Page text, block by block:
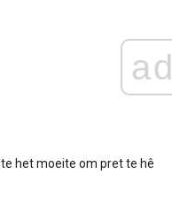
ad
het moeite om pret te hê